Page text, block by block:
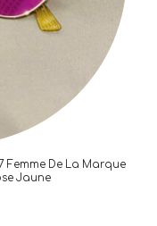
Femme De La Marque
Jaune